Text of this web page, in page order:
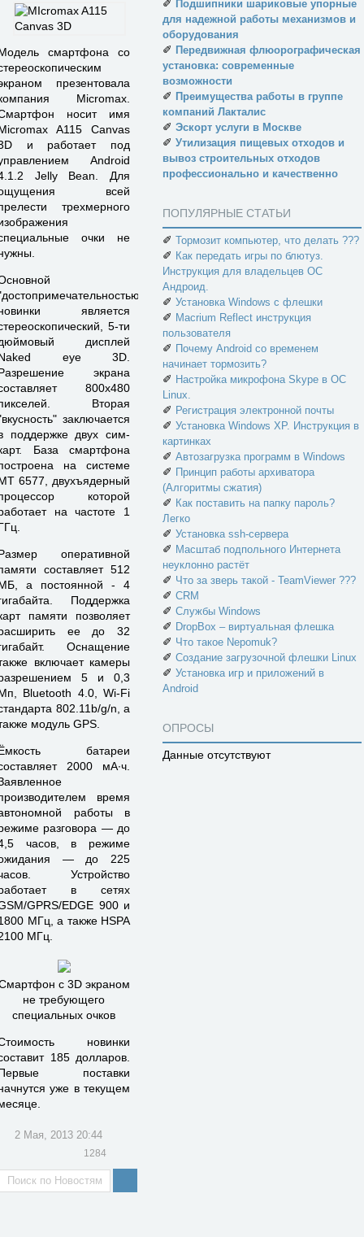
смартфона со
презентовала
Micromax.
носит имя
A115 Canvas
и работает под
Android
Jelly Bean. Для
всей
трехмерного
очки не
является
5-ти
дисплей
eye 3D.
экрана
800х480
Вторая
заключается
поддержке двух сим-
База смартфона
на системе
6577, двухъядерный
которой
на частоте 1
оперативной
составляет 512
а постоянной - 4
Поддержка
памяти позволяет
ее до 32
Оснащение
включает камеры
5 и 0,3
Bluetooth 4.0, Wi-Fi
802.11b/g/n, а
модуль GPS.
батареи
2000 мА∙ч.
время
работы в
разговора — до
часов, в режиме
— до 225
Устройство
в сетях
GPRS/EDGE 900 и
МГц, а также HSPA
МГц.
с 3D экраном
не требующего
специальных очков
новинки
185 долларов.
поставки
уже в текущем
2 Мая, 2013 20:44
1284
✐ Подшипники шариковые упорные
для надежной работы механизмов и
оборудования
✐ Передвижная флюорографическая
установка: современные
возможности
✐ Преимущества работы в группе
компаний Лакталис
✐ Эскорт услуги в Москве
✐ Утилизация пищевых отходов и
вывоз строительных отходов
профессионально и качественно
ПОПУЛЯРНЫЕ СТАТЬИ
✐ Тормозит компьютер, что делать ???
✐ Как передать игры по блютуз.
Инструкция для владельцев ОС
Андроид.
✐ Установка Windows с флешки
✐ Macrium Reflect инструкция
пользователя
✐ Почему Android со временем
начинает тормозить?
✐ Настройка микрофона Skype в ОС
Linux.
✐ Регистрация электронной почты
✐ Установка Windows XP. Инструкция в
картинках
✐ Автозагрузка программ в Windows
✐ Принцип работы архиватора
(Алгоритмы сжатия)
✐ Как поставить на папку пароль?
Легко
✐ Установка ssh-сервера
✐ Масштаб подпольного Интернета
неуклонно растёт
✐ Что за зверь такой - TeamViewer ???
✐ CRM
✐ Службы Windows
✐ DropBox – виртуальная флешка
✐ Что такое Nepomuk?
✐ Создание загрузочной флешки Linux
✐ Установка игр и приложений в
Android
ОПРОСЫ
Данные отсутствуют